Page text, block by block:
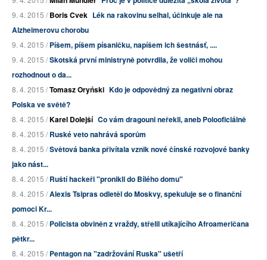
9. 4. 2015 /Boris Cvek Lék na rakovinu selhal, účinkuje ale na
Alzheimerovu chorobu
9. 4. 2015 /Píšem, píšem písaničku, napíšem ich šestnásť, ....
9. 4. 2015 /Skotská první ministryně potvrdila, že voliči mohou
rozhodnout o da...
8. 4. 2015 /Tomasz Oryński Kdo je odpovědný za negativní obraz
Polska ve světě?
8. 4. 2015 /Karel Dolejší Co vám dragouni neřekli, aneb Polooficiálně
8. 4. 2015 /Ruské veto nahrává sporům
8. 4. 2015 /Světová banka přivítala vznik nové čínské rozvojové banky
jako nást...
8. 4. 2015 /Ruští hackeři "pronikli do Bílého domu"
8. 4. 2015 /Alexis Tsipras odletěl do Moskvy, spekuluje se o finanční
pomoci Kr...
8. 4. 2015 /Policista obviněn z vraždy, střelil utíkajícího Afroameričana
pětkr...
8. 4. 2015 /Pentagon na "zadržování Ruska" ušetří